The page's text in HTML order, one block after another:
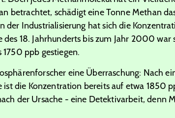
betrachtet, schädigt eine Tonne Methan
der Industrialisierung hat sich die
des 18. Jahrhunderts bis zum Jahr 2000 war
1750 ppb gestiegen.
eine Überraschung: Nach
ist die Konzentration bereits auf etwa 1850
der Ursache - eine Detektivarbeit, denn